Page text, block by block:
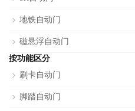
地铁自动门
磁悬浮自动门
按功能区分
刷卡自动门
脚踏自动门